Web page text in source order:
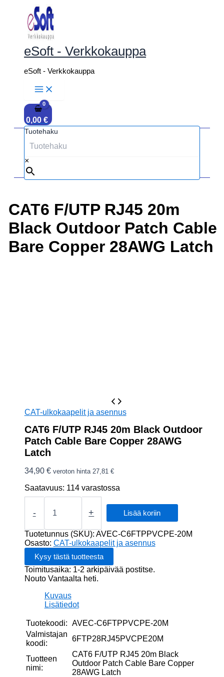
sisältöön
eSoft - Verkkokauppa
eSoft - Verkkokauppa
0,00 €
Tuotehaku
×
CAT6 F/UTP RJ45 20m
Black Outdoor Patch Cable
Bare Copper 28AWG Latch
CAT-ulkokaapelit ja asennus
CAT6 F/UTP RJ45 20m Black Outdoor
Patch Cable Bare Copper 28AWG
Latch
34,90 € veroton hinta 27,81 €
Saatavuus: 114 varastossa
-
20m
Black
Outdoor
Patch
Cable
Bare
Copper
28AWG
määrä
+ Lisää koriin
Tuotetunnus (SKU): AVEC-C6FTPPVCPE-20M
Osasto: CAT-ulkokaapelit ja asennus
Toimitusaika: 1-2 arkipäivää postitse.
Nouto Vantaalta heti.
Kuvaus
Lisätiedot
Tuotekoodi: AVEC-C6FTPPVCPE-20M
Valmistajan
koodi:
6FTP28RJ45PVCPE20M
Tuotteen
nimi:
CAT6 F/UTP RJ45 20m Black
Outdoor Patch Cable Bare Copper
28AWG Latch